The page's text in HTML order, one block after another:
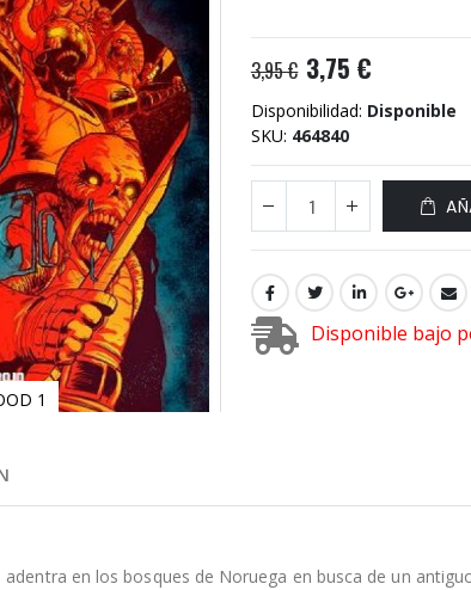
1
3,95 € 3,75 €
Disponibilidad: Disponible
SKU 464840
Disponible bajo
en los bosques de Noruega en busca de un